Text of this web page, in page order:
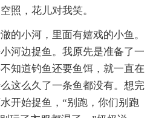
照，花儿对我笑。
的小河，里面有嬉戏的小鱼。
河边捉鱼。我原先是准备了一
知道钓鱼还要鱼饵，就一直在
这么久了一条鱼都没有。想完
开始捉鱼，“别跑，你们别跑